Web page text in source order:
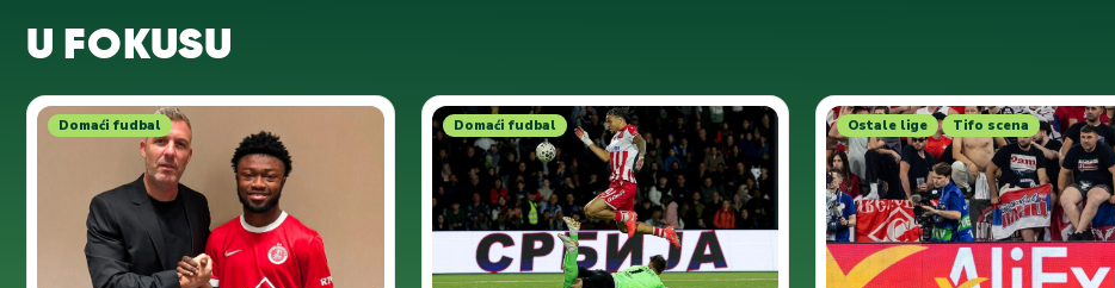
U FOKUSU
Domaći fudbal Domaći fudbal Ostale lige Tifo scena